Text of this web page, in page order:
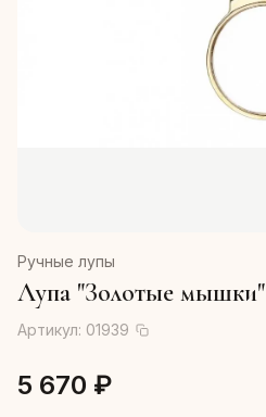
Ручные лупы
Лупа "Золотые мышки"
Артикул: 01939
5 670 ₽